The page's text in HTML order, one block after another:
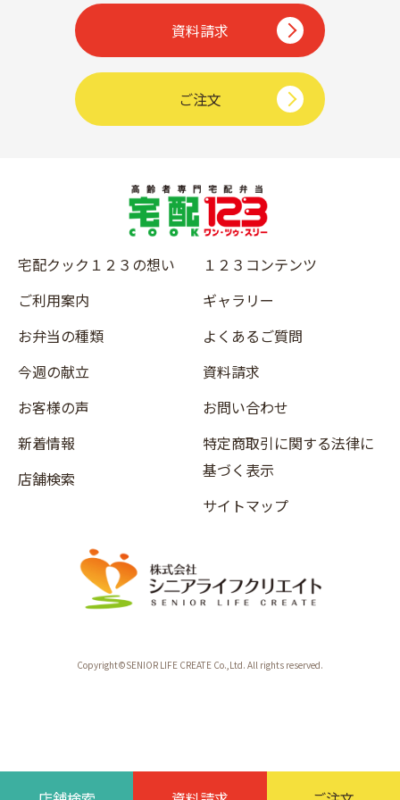
資料請求
ご注文
宅配クック１２３の想い
ご利用案内
お弁当の種類
今週の献立
お客様の声
新着情報
店舗検索
１２３コンテンツ
ギャラリー
よくあるご質問
資料請求
お問い合わせ
特定商取引に関する法律に
基づく表示
サイトマップ
Copyright©SENIOR LIFE CREATE Co.,Ltd. All rights reserved.